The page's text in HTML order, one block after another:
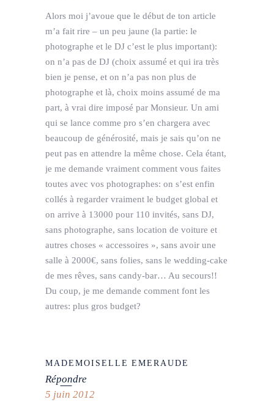
Alors moi j’avoue que le début de ton article
m’a fait rire – un peu jaune (la partie: le
photographe et le DJ c’est le plus important):
on n’a pas de DJ (choix assumé et qui ira très
bien je pense, et on n’a pas non plus de
photographe et là, choix moins assumé de ma
part, à vrai dire imposé par Monsieur. Un ami
qui se lance comme pro s’en chargera avec
beaucoup de générosité, mais je sais qu’on ne
peut pas en attendre la même chose. Cela étant,
je me demande vraiment comment vous faites
toutes avec vos photographes: on s’est enfin
collés à regarder vraiment le budget global et
on arrive à 13000 pour 110 invités, sans DJ,
sans photographe, sans location de voiture et
autres choses « accessoires », sans avoir une
salle à 2000€, sans folies, sans le wedding-cake
de mes rêves, sans candy-bar… Au secours!!
Du coup, je me demande comment font les
autres: plus gros budget?
MADEMOISELLE EMERAUDE
Répondre
5 juin 2012